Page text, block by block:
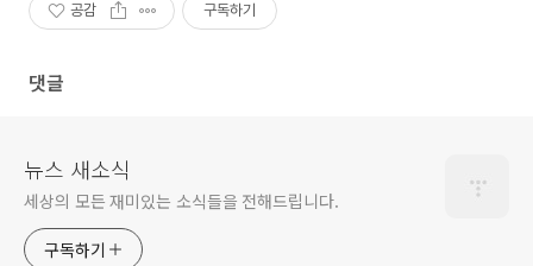
공감 구독하기
댓글
뉴스 새소식
세상의 모든 재미있는 소식들을 전해드립니다.
구독하기